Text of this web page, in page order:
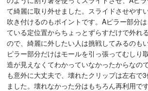
て綺麗に取り外せました。スライドさせやす
吹き付けるのもポイントです。Aピラー部分
ている定位置からちょっとずらすだけで外れ
ので、綺麗に外したい人は挑戦してみるのも
ピラー部分だけはモールを引っ張ってむしり
造が見えなくてわかっていなかったからなの
も意外に大丈夫で、壊れたクリップは左右で
ました。壊れなかった分はもちろん再利用です